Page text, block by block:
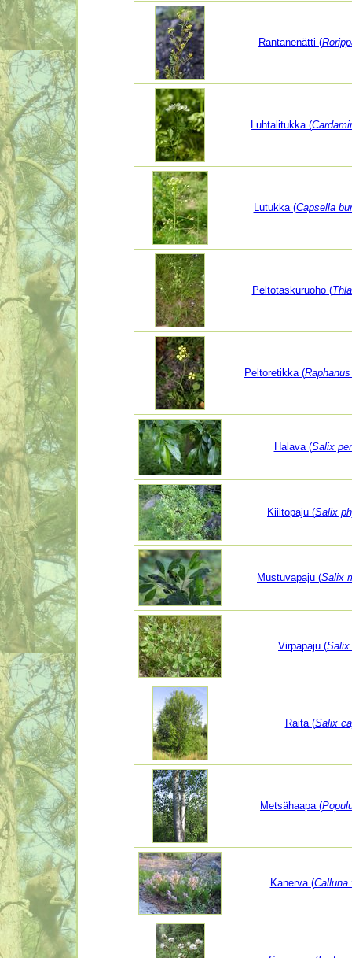
Rantanenätti (
Luhtalitukka (
Lutukka (Capsella
Peltotaskuruoho (
Peltoretikka (
Halava (Salix
Kiiltopaju (Salix
Mustuvapaju (Salix
Virpapaju (Salix
Raita (Salix
Metsähaapa (
Kanerva (Calluna